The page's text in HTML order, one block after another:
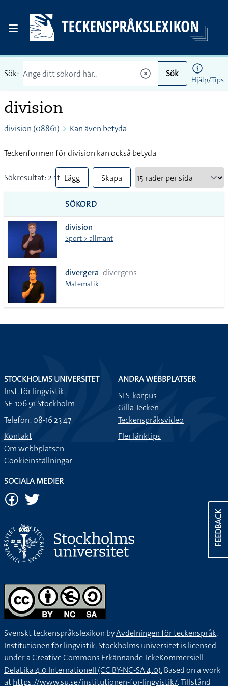
Sök: Sök
Hjälp/Tips
division
division (08861) Kan även betyda
Teckenformen för division kan också betyda
Sökresultat: 2 st Lägg
till
alla i
lista
Skapa
SÖKORD
division
Sport > allmänt
divergera divergens
Matematik
FEEDBACK
STOCKHOLMS UNIVERSITET
Inst. för lingvistik
SE-106 91 Stockholm
Telefon: 08-16 23 47
Kontakt
Om webbplatsen
Cookieinställningar
ANDRA WEBBPLATSER
STS-korpus
Gilla Tecken
Teckenspråksvideo
Fler länktips
SOCIALA MEDIER
Svenskt teckenspråkslexikon byAvdelningen för teckenspråk,
Institutionen för lingvistik, Stockholms universitetis licensed
under aCreative Commons Erkännande-IckeKommersiell-
DelaLika 4.0 Internationell (CC BY-NC-SA 4.0).Based on a work
athttps://www.su.se/institutionen-for-lingvistik/. Tillstånd